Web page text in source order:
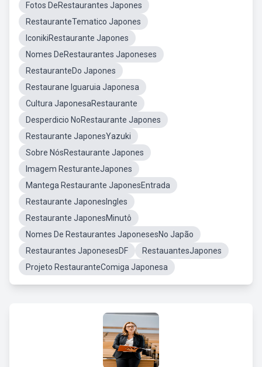
Fotos DeRestaurantes Japones
RestauranteTematico Japones
IconikiRestaurante Japones
Nomes DeRestaurantes Japoneses
RestauranteDo Japones
Restaurane Iguaruia Japonesa
Cultura JaponesaRestaurante
Desperdicio NoRestaurante Japones
Restaurante JaponesYazuki
Sobre NósRestaurante Japones
Imagem ResturanteJapones
Mantega Restaurante JaponesEntrada
Restaurante JaponesIngles
Restaurante JaponesMinutô
Nomes De Restaurantes JaponesesNo Japão
Restaurantes JaponesesDF
RestauantesJapones
Projeto RestauranteComiga Japonesa